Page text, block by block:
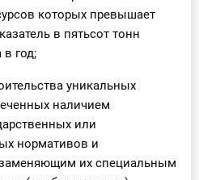
которых превышает
в пятьсот тонн
в год;
уникальных
наличием
или
нормативов и
их специальным